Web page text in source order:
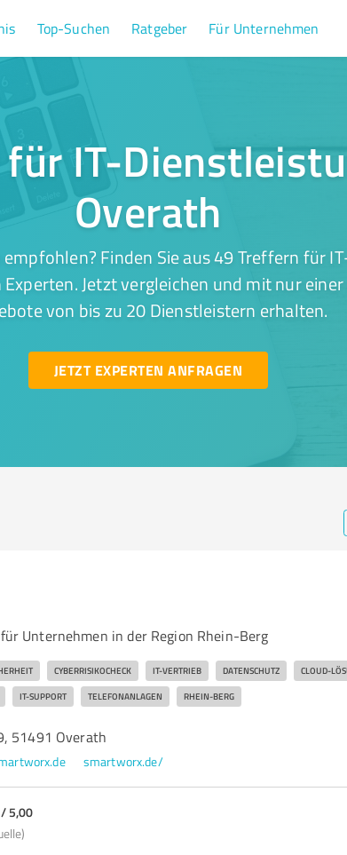
Top-Suchen Ratgeber Für Unternehmen
IT-
Overath
Finden Sie aus 49 Treffern für
Jetzt vergleichen und mit nur
von bis zu 20 Dienstleistern erhalten.
JETZT EXPERTEN ANFRAGEN
Unternehmen in der Region Rhein-Berg
CYBERRISIKOCHECK IT-VERTRIEB DATENSCHUTZ CLOUD-
IT-SUPPORT TELEFONANLAGEN RHEIN-BERG
51491 Overath
smartworx.de/
5,00